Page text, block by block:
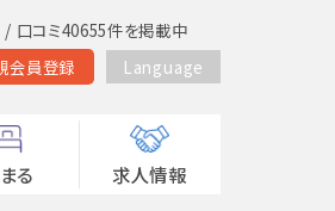
/ 口コミ40655件を掲載中
会員登録 Language
る 求人情報